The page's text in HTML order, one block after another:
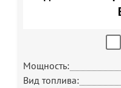
Мощность:
Вид топлива: